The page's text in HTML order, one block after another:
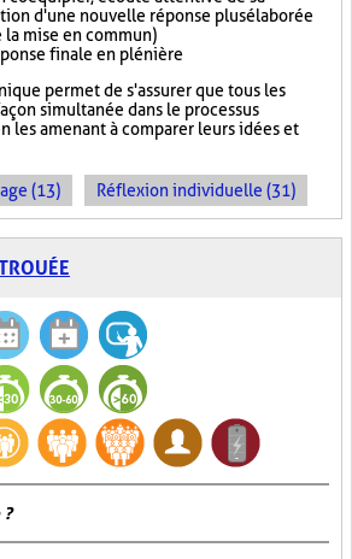
d'une nouvelle réponse plus élaborée
mise en commun)
finale en plénière
permet de s'assurer que tous les
simultanée dans le processus
les amenant à comparer leurs idées et
(13) Réflexion individuelle (31)